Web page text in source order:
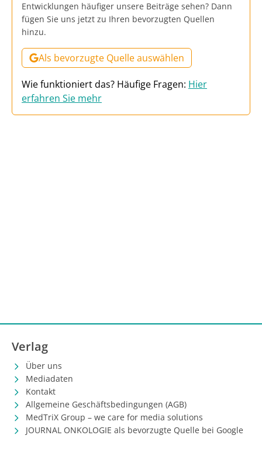
Entwicklungen häufiger unsere Beiträge sehen? Dann
fügen Sie uns jetzt zu Ihren bevorzugten Quellen
hinzu.
Als bevorzugte Quelle auswählen
Wie funktioniert das? Häufige Fragen: Hier
erfahren Sie mehr
Verlag
Über uns
Mediadaten
Kontakt
Allgemeine Geschäftsbedingungen (AGB)
MedTriX Group – we care for media solutions
JOURNAL ONKOLOGIE als bevorzugte Quelle bei Google